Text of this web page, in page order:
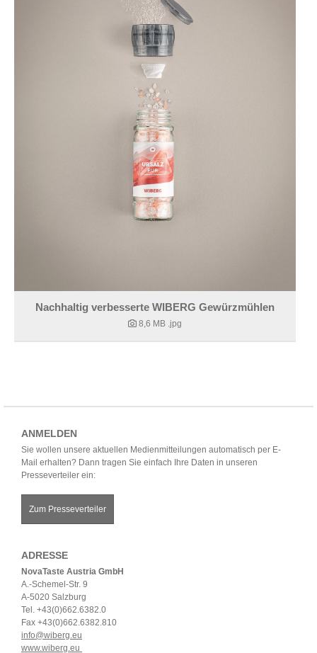
Nachhaltig verbesserte WIBERG Gewürzmühlen
8,6 MB .jpg
ANMELDEN
Sie wollen unsere aktuellen Medienmitteilungen automatisch per E-
Mail erhalten? Dann tragen Sie einfach Ihre Daten in unseren
Presseverteiler ein:
Zum Presseverteiler
ADRESSE
NovaTaste Austria GmbH
A.-Schemel-Str. 9
A-5020 Salzburg
Tel. +43(0)662.6382.0
Fax +43(0)662.6382.810
info@wiberg.eu
www.wiberg.eu